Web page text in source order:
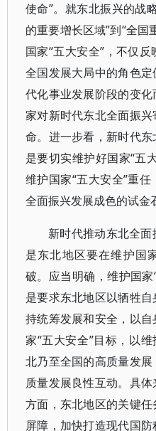
使命”。就东北振兴的战
的重要增长区域”到“全国
国家“五大安全”，不仅
全国发展大局中的角色
代化事业发展阶段的变
家对新时代东北全面振
命。进一步看，新时代
是要切实维护好国家“五
维护国家“五大安全”重
全面振兴发展成色的试金
新时代推动东北全
是东北地区要在维护国
破。应当明确，维护国
是要求东北地区以牺牲
持统筹发展和安全，以
家“五大安全”目标，以
北乃至全国的高质量发
质量发展良性互动。具
方面，东北地区的关键
屏障，加快打造现代国